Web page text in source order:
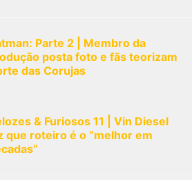
Parte 2 | Membro da
posta foto e fãs teorizam
das Corujas
& Furiosos 11 | Vin Diesel
que roteiro é o “melhor em